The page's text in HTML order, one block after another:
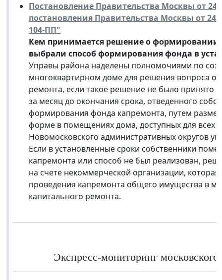
Постановление Правительства Москвы от
постановления Правительства Москвы от 24
104-ПП"
Кем принимается решение о формировании
выбрали способ формирования фонда в
Управы района наделены полномочиями по
многоквартирном доме для решения вопроса
ремонта, если такое решение не было принято
за месяц до окончания срока, отведенного
формирования фонда капремонта, путем
форме в помещениях дома, доступных для всех
Новомосковского административных округов
Если в установленные сроки собственники
капремонта или способ не был реализован,
на счете некоммерческой организации,
проведения капремонта общего имущества в
капитального ремонта.
Экспресс-мониторинг московского